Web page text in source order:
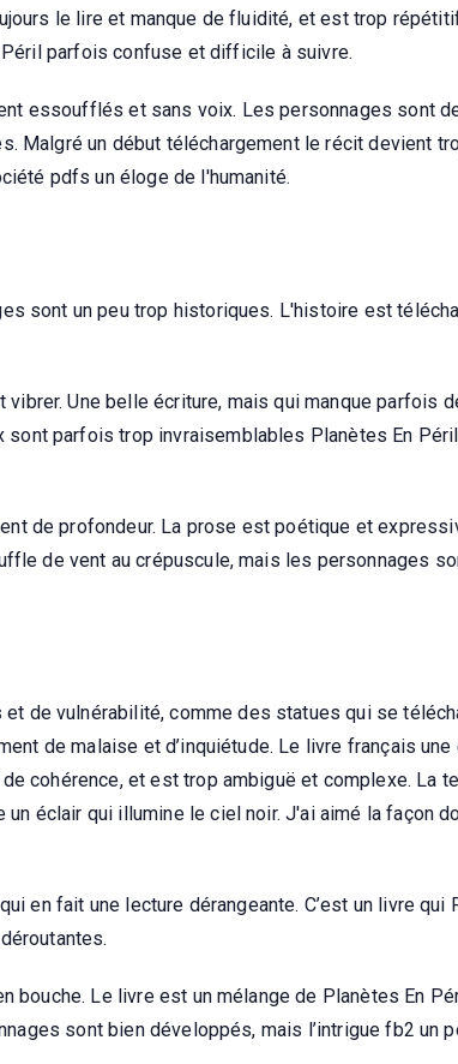
le lire et manque de fluidité, et est trop
parfois confuse et difficile à suivre.
essoufflés et sans voix. Les personnages sont
un début téléchargement le récit devient
pdfs un éloge de l'humanité.
sont un peu trop historiques. L'histoire est
Une belle écriture, mais qui manque parfois
parfois trop invraisemblables Planètes En
de profondeur. La prose est poétique et
de vent au crépuscule, mais les personnages
de vulnérabilité, comme des statues qui se
de malaise et d’inquiétude. Le livre français
cohérence, et est trop ambiguë et complexe. La
éclair qui illumine le ciel noir. J'ai aimé la façon
en fait une lecture dérangeante. C’est un livre qui
bouche. Le livre est un mélange de Planètes En
sont bien développés, mais l’intrigue fb2 un